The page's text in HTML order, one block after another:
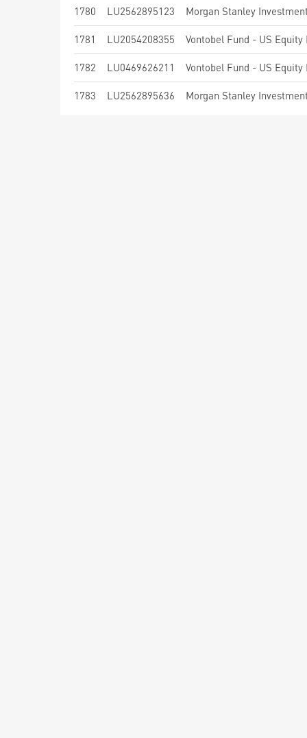
1780 LU2562895123
1781 LU2054208355 Vontobel Fund - US Equity
1782 LU0469626211 Vontobel Fund - US Equity
1783 LU2562895636